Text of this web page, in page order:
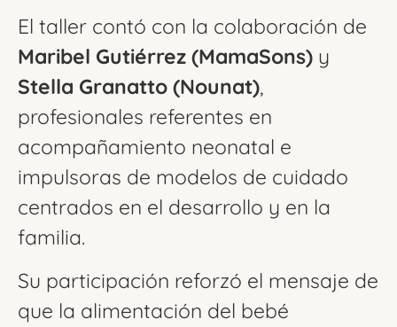
El taller contó con la colaboración de
Maribel Gutiérrez (MamaSons) y
Stella Granatto (Nounat),
profesionales referentes en
acompañamiento neonatal e
impulsoras de modelos de cuidado
centrados en el desarrollo y en la
familia.
Su participación reforzó el mensaje de
que la alimentación del bebé